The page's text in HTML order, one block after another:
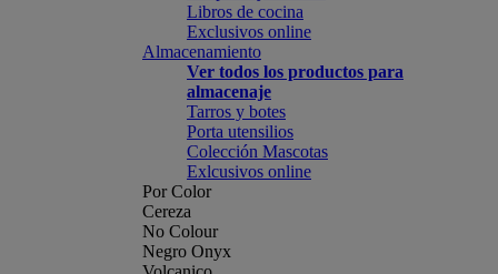
Libros de cocina
Exclusivos online
Almacenamiento
Ver todos los productos para
almacenaje
Tarros y botes
Porta utensilios
Colección Mascotas
Exlcusivos online
Por Color
Cereza
No Colour
Negro Onyx